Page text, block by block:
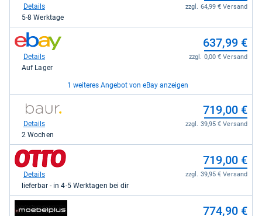
Kaufland
632,12
kaufen.
zzgl. 64,99 € Versand
Details
5-8 Werktage
zum
Shop:
eBay
kaufen.
637,99 €
zzgl. 0,00 € Versand
Details
Auf Lager
1 weiteres Angebot von eBay anzeigen
zum
Shop:
eBay
684,28
kaufen.
684,28 €
zzgl. 39,85 € Versand
Details
Auf Lager
zum
Shop:
baur.de
719,00
kaufen.
719,00 €
zzgl. 39,95 € Versand
Details
2 Wochen
zum
Shop:
Otto.de
719,00
kaufen.
719,00 €
zzgl. 39,95 € Versand
Details
lieferbar - in 4-5 Werktagen bei dir
zum
Shop:
774,90 €